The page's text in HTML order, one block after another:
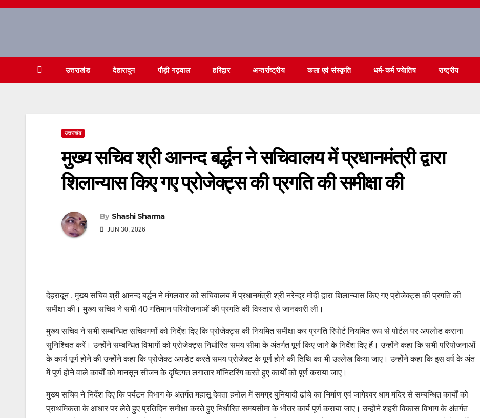
Skip
उत्तराखंड देहारादून पौड़ी गढ़वाल हरिद्वार अन्तर्राष्ट्रीय कला एवं संस्कृति धर्म-कर्म ज्येातिष राष्ट्रीय
उत्तराखंड
मुख्य सचिव श्री आनन्द बर्द्धन ने सचिवालय में प्रधानमंत्री द्वारा
शिलान्यास किए गए प्रोजेक्ट्स की प्रगति की समीक्षा की
By Shashi Sharma
JUN 30, 2026
देहरादून , मुख्य सचिव श्री आनन्द बर्द्धन ने मंगलवार को सचिवालय में प्रधानमंत्री श्री नरेन्द्र मोदी द्वारा शिलान्यास किए गए प्रोजेक्ट्स की प्रगति की
समीक्षा की। मुख्य सचिव ने सभी 40 गतिमान परियोजनाओं की प्रगति की विस्तार से जानकारी ली।
मुख्य सचिव ने सभी सम्बन्धित सचिवगणों को निर्देश दिए कि प्रोजेक्ट्स की नियमित समीक्षा कर प्रगति रिपोर्ट नियमित रूप से पोर्टल पर अपलोड कराना
सुनिश्चित करें। उन्होंने सम्बन्धित विभागों को प्रोजेक्ट्स निर्धारित समय सीमा के अंतर्गत पूर्ण किए जाने के निर्देश दिए हैं। उन्होंने कहा कि सभी परियोजनाओं
के कार्य पूर्ण होने की उन्होंने कहा कि प्रोजेक्ट अपडेट करते समय प्रोजेक्ट के पूर्ण होने की तिथि का भी उल्लेख किया जाए। उन्होंने कहा कि इस वर्ष के अंत
में पूर्ण होने वाले कार्यों को मानसून सीजन के दृष्टिगत लगातार मॉनिटरिंग करते हुए कार्यों को पूर्ण कराया जाए।
मुख्य सचिव ने निर्देश दिए कि पर्यटन विभाग के अंतर्गत महासू देवता हनोल में समग्र बुनियादी ढांचे का निर्माण एवं जागेश्वर धाम मंदिर से सम्बन्धित कार्यों को
प्राथमिकता के आधार पर लेते हुए प्रतिदिन समीक्षा करते हुए निर्धारित समयसीमा के भीतर कार्य पूर्ण कराया जाए। उन्होंने शहरी विकास विभाग के अंतर्गत